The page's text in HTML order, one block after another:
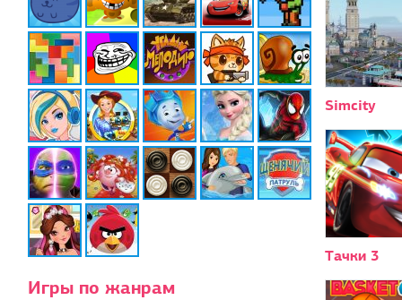
Игры по жанрам
Simcity
Тачки 3